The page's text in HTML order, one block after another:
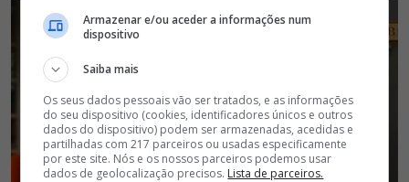
Armazenar e/ou aceder a informações num
dispositivo
Saiba mais
Os seus dados pessoais vão ser tratados, e as informações
do seu dispositivo (cookies, identificadores únicos e outros
dados do dispositivo) podem ser armazenadas, acedidas e
partilhadas com 217 parceiros ou usadas especificamente
por este site. Nós e os nossos parceiros podemos usar
dados de geolocalização precisos. Lista de parceiros.